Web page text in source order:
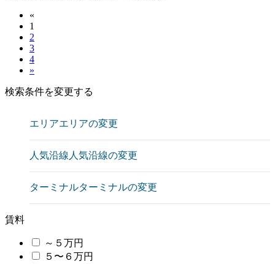
«
1
2
3
4
»
検索条件を変更する
エリアエリアの変更
人気沿線 人気沿線の変更
ターミナルターミナルの変更
賃料
～５万円
５〜６万円